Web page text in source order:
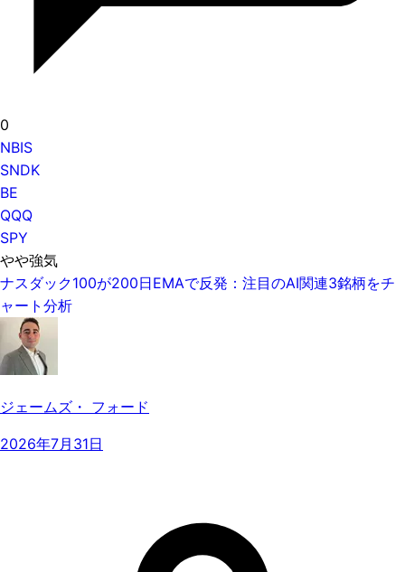
0
NBIS
SNDK
BE
QQQ
SPY
やや強気
ナスダック100が200日EMAで反発：注目のAI関連3銘柄をチ
ャート分析
ジェームズ・ フォード
2026年7月31日